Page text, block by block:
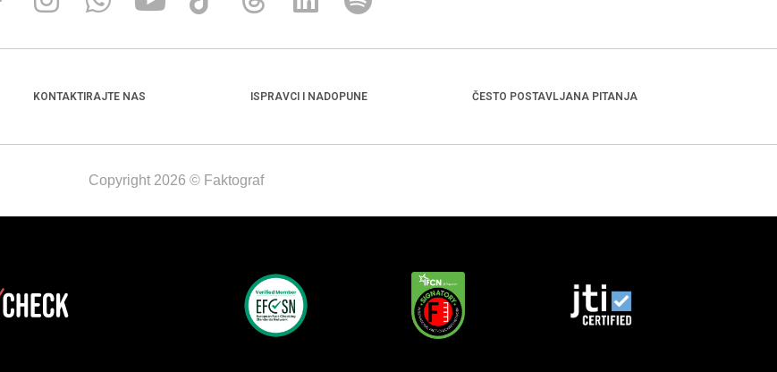
KONTAKTIRAJTE NAS ISPRAVCI I NADOPUNE ČESTO POSTAVLJANA PITANJA
Copyright 2026 © Faktograf